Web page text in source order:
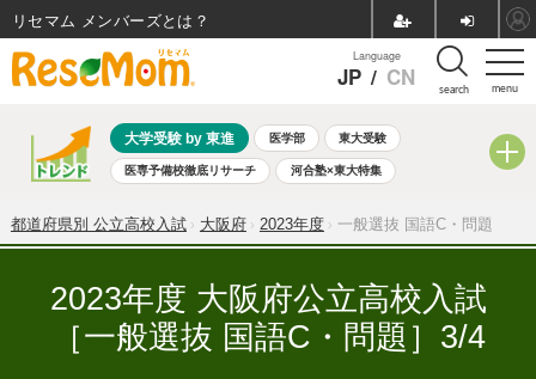
menu
Language
JP / CN search
大学受験 by 東進 医学部 東大受験
医専予備校徹底リサーチ 河合塾×東大特集
共通テスト 夏休み 8月開催学校説明会・相談会
自由研究教材（小学生向け） 自由研究教材（中学生向け）
ランキング
都道府県別 公立高校入試 大阪府 2023年度 一般選抜 国語C・問題
2023年度 大阪府公立高校入試
［一般選抜 国語C・問題］3/4
リセマム メンバーズ